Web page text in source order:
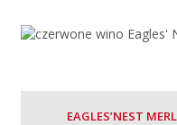
EAGLES’NEST